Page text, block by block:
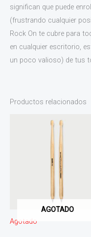
significan que puede
(frustrando cualquier
Rock On te cubre para
en cualquier escritorio,
un poco valioso) de tus
Productos relacionados
AGOTADO
Agotado